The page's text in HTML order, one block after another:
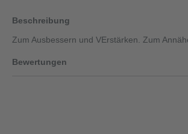
Beschreibung
Zum Ausbessern und VErstärken. Zum
Bewertungen